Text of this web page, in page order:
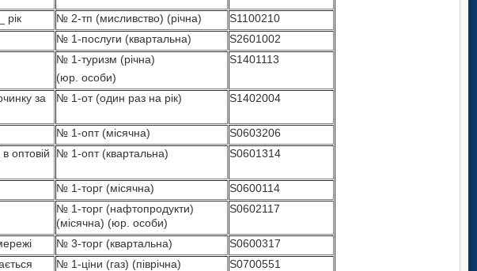
рік № 2-тп (мисливство) (річна)
S1100210
№ 1-послуги (квартальна)
S2601002
№ 1-туризм (річна)
(юр. особи)
S1401113
за
№ 1-от (один раз на рік) S1402004
№ 1-опт (місячна)
S0603206
оптовій
№ 1-опт (квартальна) S0601314
№ 1-торг (місячна)
S0600114
№ 1-торг (нафтопродукти)
(місячна) (юр. особи)
S0602117
№ 3-торг (квартальна)
S0600317
№ 1-ціни (газ) (піврічна) S0700551